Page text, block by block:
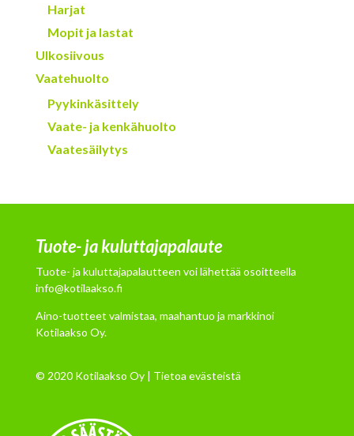
Harjat
Mopit ja lastat
Ulkosiivous
Vaatehuolto
Pyykinkäsittely
Vaate- ja kenkähuolto
Vaatesäilytys
Tuote- ja kuluttajapalaute
Tuote- ja kuluttajapalautteen voi lähettää osoitteella
info@kotilaakso.fi
Aino-tuotteet valmistaa, maahantuo ja markkinoi
Kotilaakso Oy.
© 2020 Kotilaakso Oy | Tietoa evästeistä